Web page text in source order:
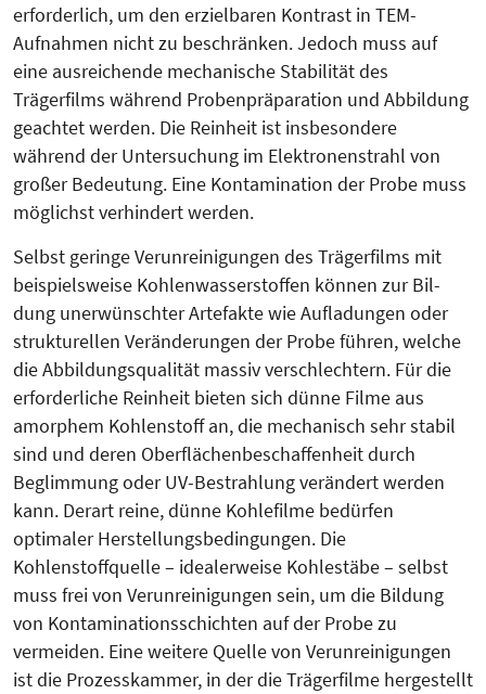
erforderlich, um den erzielbaren Kontrast in TEM-
Aufnahmen nicht zu beschränken. Jedoch muss auf
eine ausreichende mechanische Stabilität des
Trägerfilms während Probenpräparation und Abbildung
geachtet werden. Die Reinheit ist insbesondere
während der Untersuchung im Elektronenstrahl von
großer Be­deutung. Eine Kontamination der Pro­be muss
möglichst verhindert werden.
Selbst geringe Verunreinigungen des Trägerfilms mit
beispielsweise Koh­lenwasserstoffen können zur Bil­
dung unerwünschter Artefakte wie Auf­ladungen oder
strukturellen Ver­än­derungen der Probe führen, welche
die Abbildungsqualität massiv verschlechtern. Für die
erforderliche Reinheit bieten sich dünne Filme aus
amorphem Kohlenstoff an, die mechanisch sehr stabil
sind und deren Oberflächenbeschaffenheit durch
Beglimmung oder UV-Bestrahlung verändert werden
kann. Derart reine, dünne Kohlefilme bedürfen
optimaler Herstellungsbedingungen. Die
Kohlenstoffquelle – idealerweise Kohlestäbe – selbst
muss frei von Verunreinigungen sein, um die Bildung
von Kontaminationsschichten auf der Probe zu
vermeiden. Eine weitere Quelle von Verunreinigungen
ist die Prozesskammer, in der die Trägerfilme hergestellt